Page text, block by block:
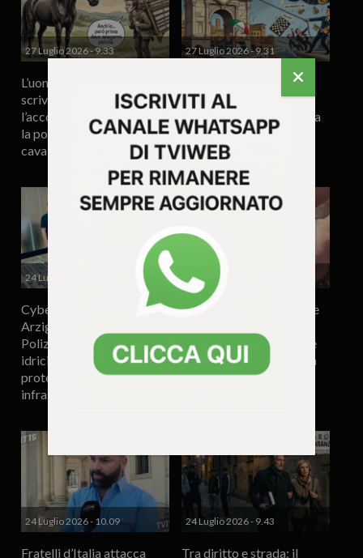
27 Luglio 2026 - 9.33
L’uomo è l’animale che
scrive poesie dopo
l’accoppiamento. Il sesso,
la poesia e il
cavallo.Umberto Baldo
27 Luglio 2026 - 9.31
INTESA Fantabanca
all’italiana: e se la pioggia
fosse in francese?
24 Luglio 2026 - 15.31
Cybersicurezza, ad
Arzignano il confronto tra
Polizia Postale e gestori
idrici del Veneto per
proteggere le
infrastrutture strategiche
24 Luglio 2026 - 10.12
Dischetti di plastica sulle
mistero continua: «Serve
individuare la fonte della
dispersione»
24 Luglio 2026 - 10.09
Fratelli d’Italia attacca
24 Luglio 2026 - 9.43
Tra diritto e strada: il